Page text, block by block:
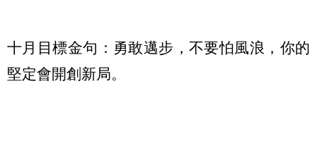
十月目標金句：勇敢邁步，不要怕風浪，你的
堅定會開創新局。